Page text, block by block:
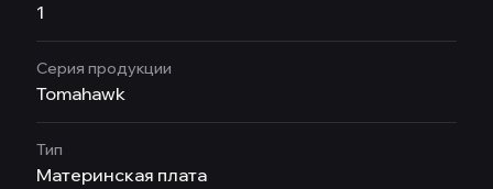
1
Серия продукции
Tomahawk
Тип
Материнская плата